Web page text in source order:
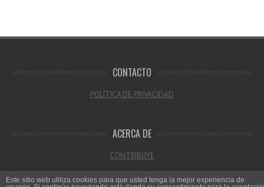
CONTACTO
POLÍTICA DE PRIVACIDAD
ACERCA DE
CONTRIBUYE
Este sitio web utiliza cookies para que usted tenga la mejor experiencia de